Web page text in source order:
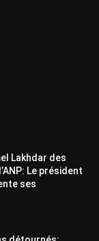
Lakhdar des
Le président
ses